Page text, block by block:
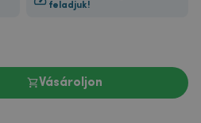
feladjuk!
Vásároljon